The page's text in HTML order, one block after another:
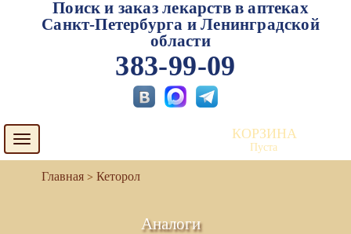
Поиск и заказ лекарств в аптеках
Санкт-Петербурга и Ленинградской
области
383-99-09
Toggle
navigation
КОРЗИНА
Пуста
Кеторол
Аналоги